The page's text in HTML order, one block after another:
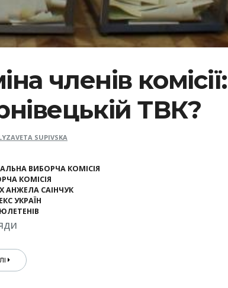
членів
ТВК?
SUPIVSKA
ВИБОРЧА КОМІСІЯ
КОМІСІЯ
АНЖЕЛА САІНЧУК
УКРАЇН